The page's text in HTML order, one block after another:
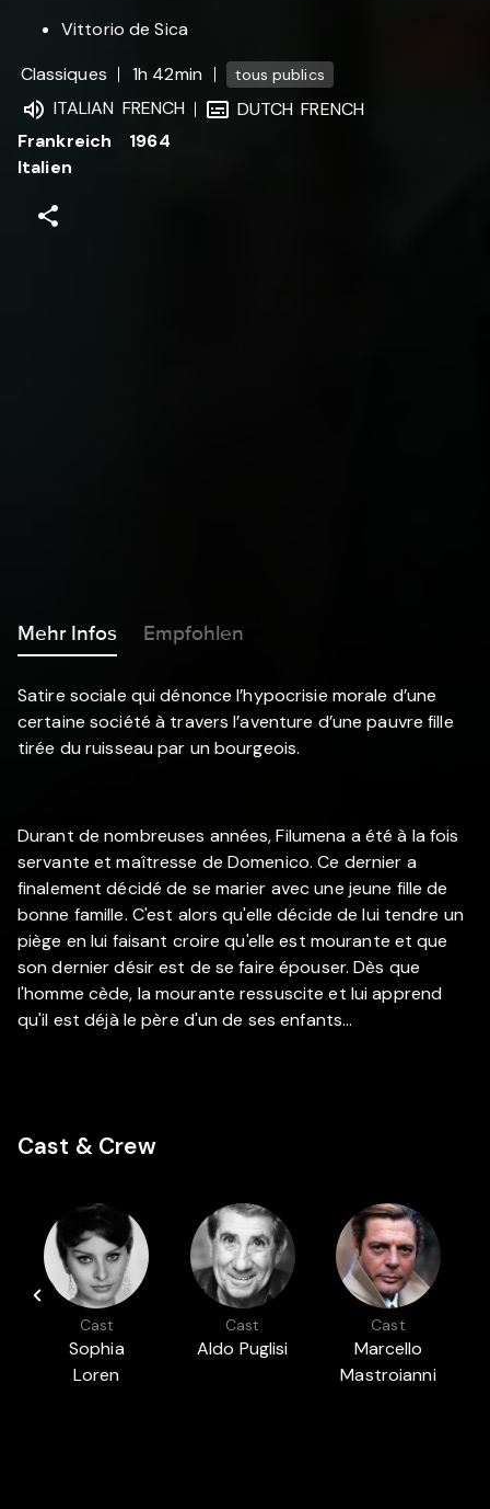
Vittorio de Sica
Classiques
1h 42min tous publics
ITALIAN FRENCH DUTCH FRENCH
Frankreich
Italien
1964
Mehr Infos Empfohlen
Satire sociale qui dénonce l’hypocrisie morale d’une
certaine société à travers l’aventure d’une pauvre fille
tirée du ruisseau par un bourgeois.
Durant de nombreuses années, Filumena a été à la fois
servante et maîtresse de Domenico. Ce dernier a
finalement décidé de se marier avec une jeune fille de
bonne famille. C'est alors qu'elle décide de lui tendre un
piège en lui faisant croire qu'elle est mourante et que
son dernier désir est de se faire épouser. Dès que
l'homme cède, la mourante ressuscite et lui apprend
qu'il est déjà le père d'un de ses enfants...
Cast & Crew
Cast
Sophia
Loren
Cast
Aldo Puglisi
Cast
Marcello
Mastroianni